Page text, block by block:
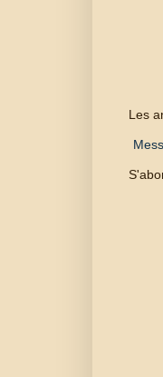
Les